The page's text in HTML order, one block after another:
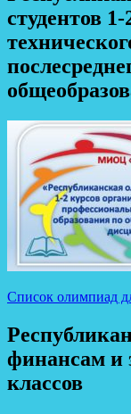
студентов
Список олимпиад
финансам и
классов